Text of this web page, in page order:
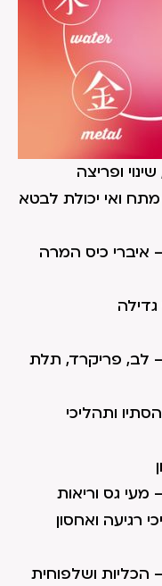
ופריצה
ואי יכולת לבטא
כיס המרה
לב, פריקרד, תלת
ותהליכי
גס וריאות
רגיעה ואחסון
ושלפוחית